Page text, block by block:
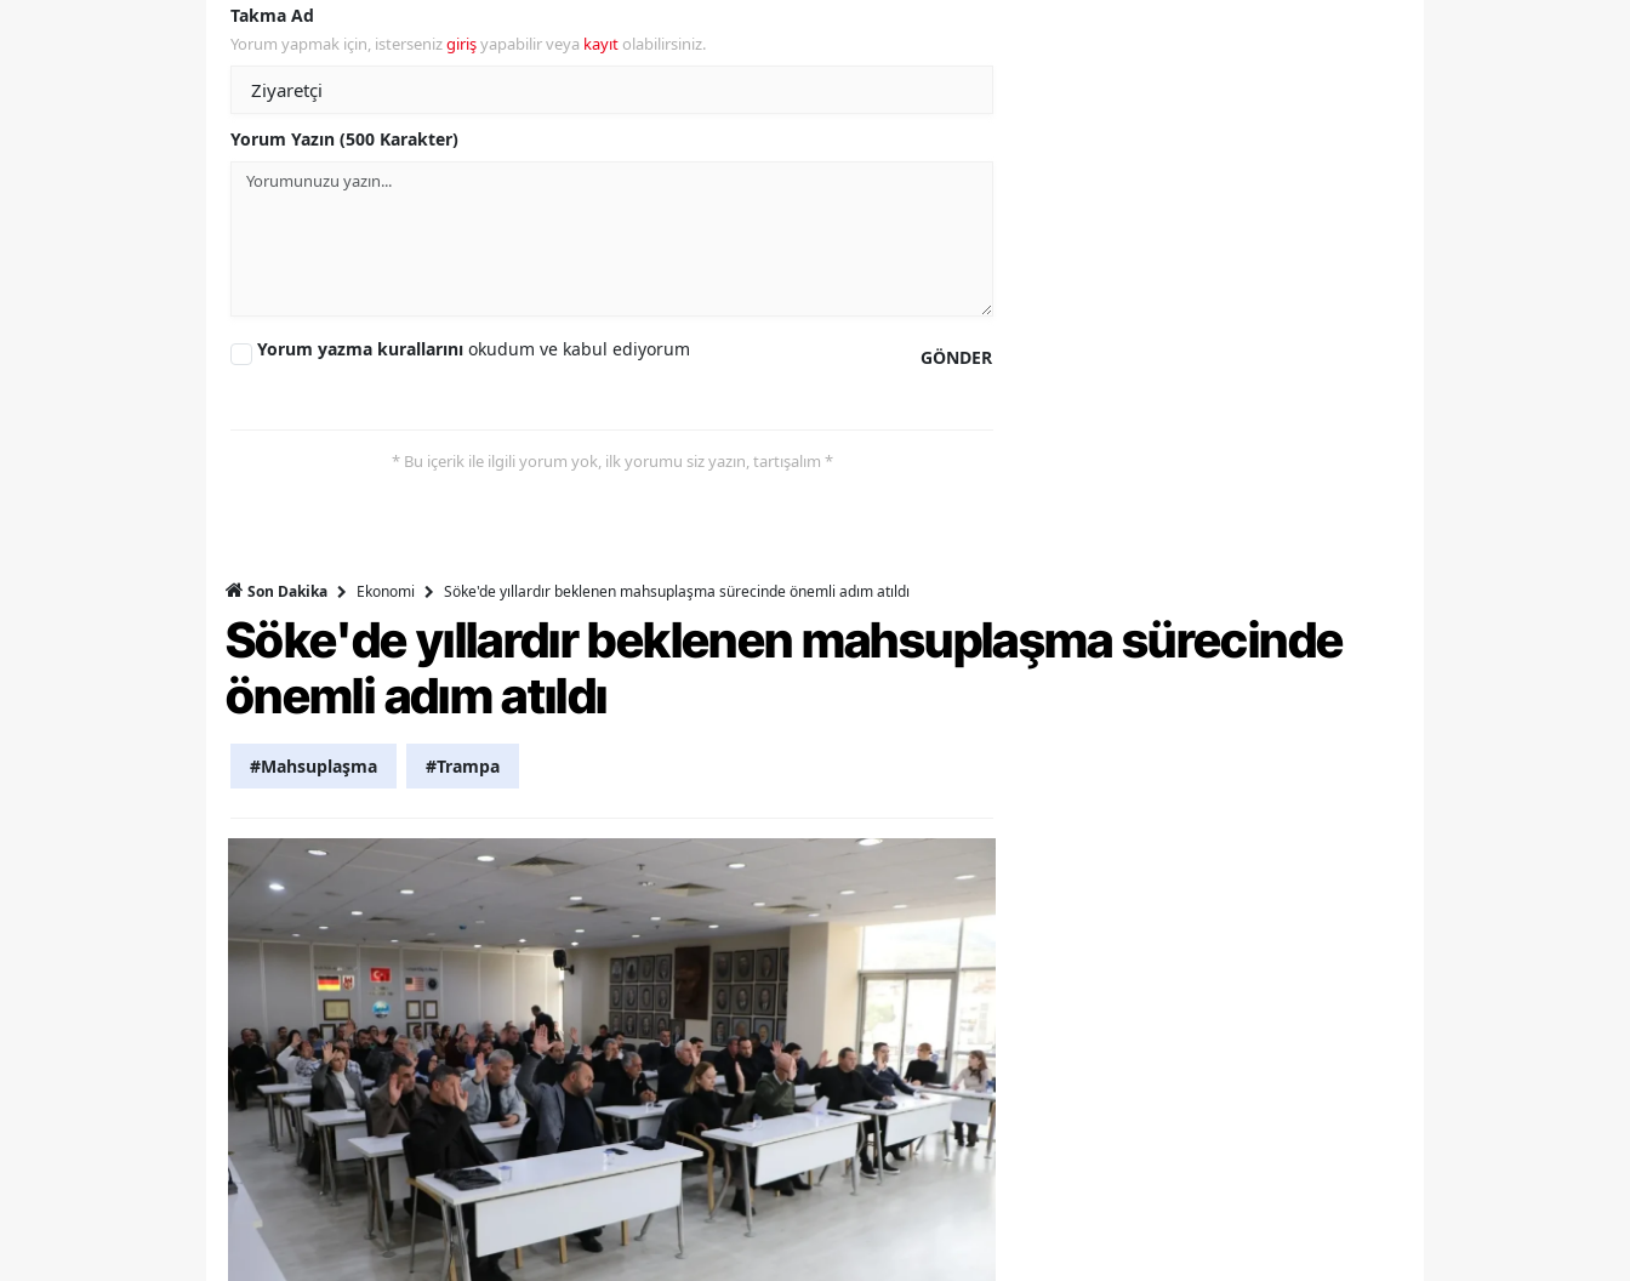
Tunceli
Aksaray
Şırnak
Bartın
Ardahan
Karabük
Osmaniye
Düzce
Takma Ad
Yorum yapmak için, istersenizgirişyapabilir veya kayıt olabilirsiniz.
Yorum Yazın (500 Karakter)
GÖNDER
Yorum yazma kurallarını okudum ve kabul ediyorum
* Bu içerik ile ilgili yorum yok, ilk yorumu siz yazın, tartışalım *
Son Dakika Ekonomi Söke'de yıllardır beklenen mahsuplaşma sürecinde önemli adım atıldı
Söke'de yıllardır beklenen mahsuplaşma sürecinde
önemli adım atıldı
#Mahsuplaşma #Trampa